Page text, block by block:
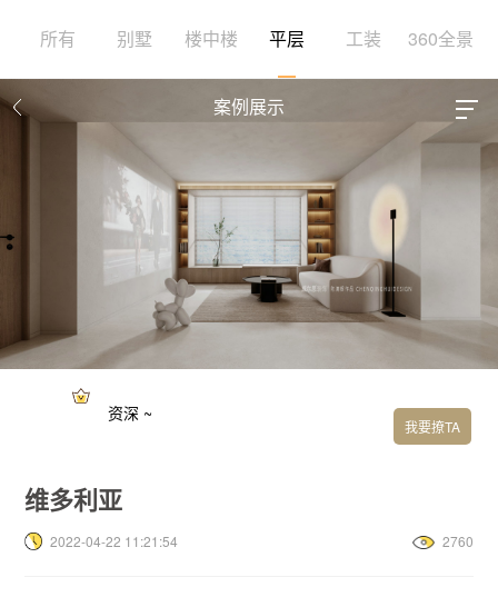
所有 别墅 楼中楼 平层 工装 360全景
案例展示
资深 ~
我要撩TA
维多利亚
2022-04-22 11:21:54 2760